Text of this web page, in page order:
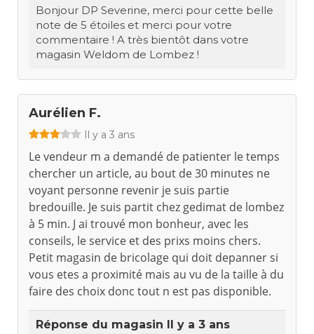
Bonjour DP Severine, merci pour cette belle
note de 5 étoiles et merci pour votre
commentaire ! A très bientôt dans votre
magasin Weldom de Lombez !
Aurélien F.
Il y a 3 ans
Le vendeur m a demandé de patienter le temps
chercher un article, au bout de 30 minutes ne
voyant personne revenir je suis partie
bredouille. Je suis partit chez gedimat de lombez
à 5 min. J ai trouvé mon bonheur, avec les
conseils, le service et des prixs moins chers.
Petit magasin de bricolage qui doit depanner si
vous etes a proximité mais au vu de la taille à du
faire des choix donc tout n est pas disponible.
Réponse du magasin Il y a 3 ans